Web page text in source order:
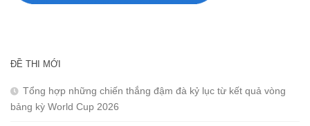
ĐỀ THI MỚI
Tổng hợp những chiến thắng đậm đà kỷ lục từ kết quả vòng
bảng kỳ World Cup 2026